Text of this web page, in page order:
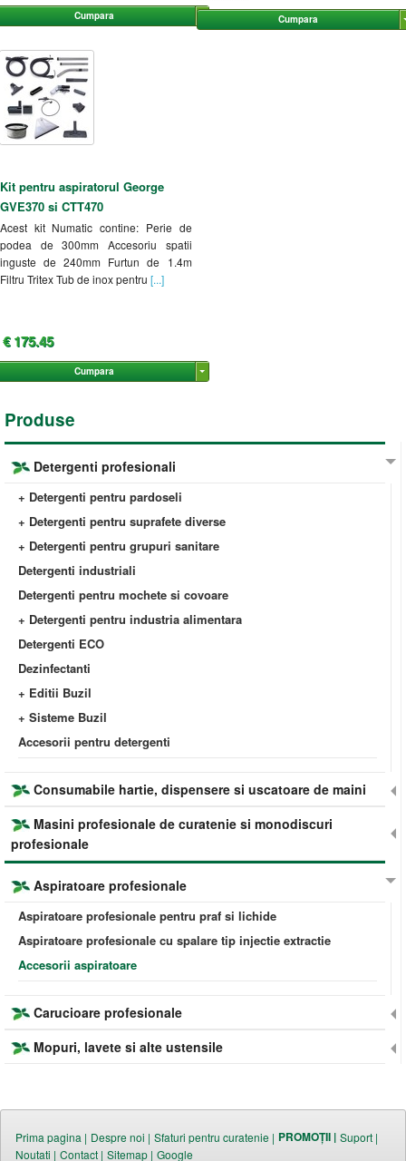
Cumpara Cumpara
Kit pentru aspiratorul George
GVE370 si CTT470
Acest kit Numatic contine: Perie de
podea de 300mm Accesoriu spatii
inguste de 240mm Furtun de 1.4m
Filtru Tritex Tub de inox pentru [...]
€ 175.45
Cumpara
Produse
Detergenti profesionali
+ Detergenti pentru pardoseli
+ Detergenti pentru suprafete diverse
+ Detergenti pentru grupuri sanitare
Detergenti industriali
Detergenti pentru mochete si covoare
+ Detergenti pentru industria alimentara
Detergenti ECO
Dezinfectanti
+ Editii Buzil
+ Sisteme Buzil
Accesorii pentru detergenti
Consumabile hartie, dispensere si uscatoare de maini
Masini profesionale de curatenie si monodiscuri
profesionale
Aspiratoare profesionale
Aspiratoare profesionale pentru praf si lichide
Aspiratoare profesionale cu spalare tip injectie extractie
Accesorii aspiratoare
Carucioare profesionale
Mopuri, lavete si alte ustensile
Prima pagina | Despre noi | Sfaturi pentru curatenie | PROMOȚII | Suport |
Noutati | Contact | Sitemap | Google